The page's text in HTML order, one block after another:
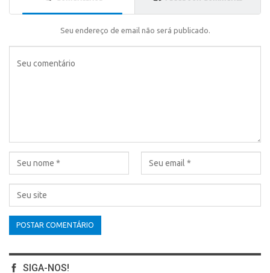
Seu endereço de email não será publicado.
SIGA-NOS!